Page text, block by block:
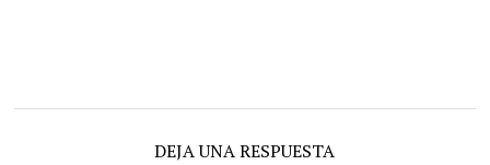
DEJA UNA RESPUESTA